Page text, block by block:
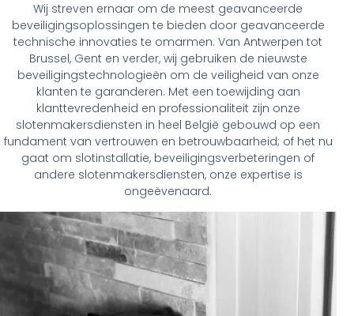
Wij streven ernaar om de meest geavanceerde
beveiligingsoplossingen te bieden door geavanceerde
technische innovaties te omarmen. Van Antwerpen tot
Brussel, Gent en verder, wij gebruiken de nieuwste
beveiligingstechnologieën om de veiligheid van onze
klanten te garanderen. Met een toewijding aan
klanttevredenheid en professionaliteit zijn onze
slotenmakersdiensten in heel België gebouwd op een
fundament van vertrouwen en betrouwbaarheid; of het nu
gaat om slotinstallatie, beveiligingsverbeteringen of
andere slotenmakersdiensten, onze expertise is
ongeëvenaard.